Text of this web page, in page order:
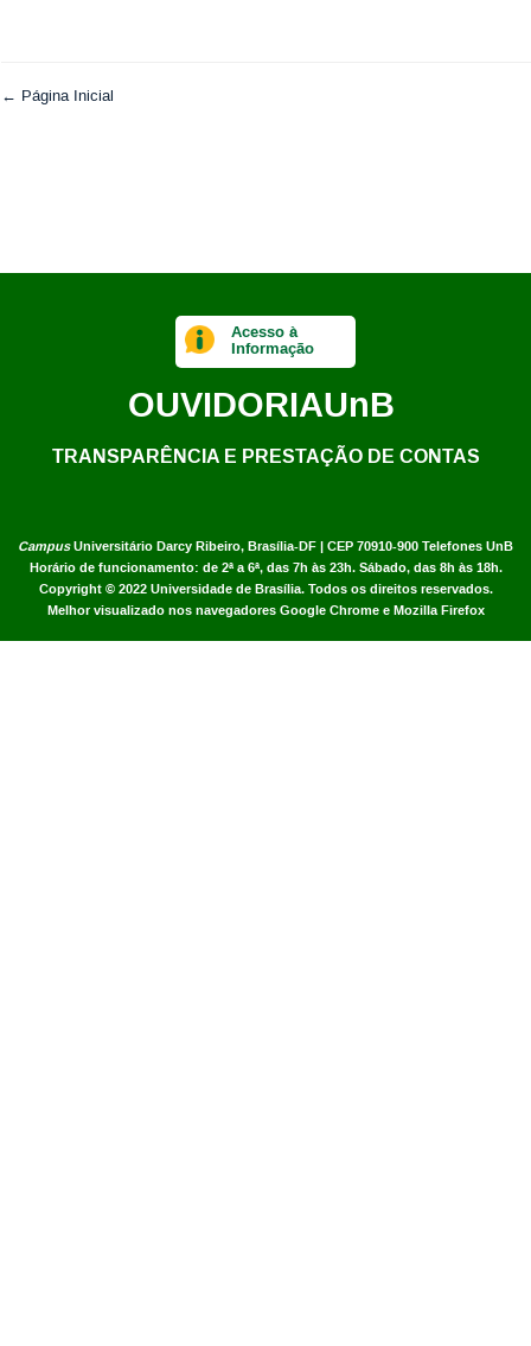
← Página Inicial
CampusUniversitário Darcy Ribeiro, Brasília-DF | CEP 70910-900 Telefones UnB
Horário de funcionamento: de 2ª a 6ª, das 7h às 23h. Sábado, das 8h às 18h.
Copyright © 2022 Universidade de Brasília. Todos os direitos reservados.
Melhor visualizado nos navegadores Google Chrome e Mozilla Firefox
Acesso à
Informação
OUVIDORIAUnB
TRANSPARÊNCIA E PRESTAÇÃO DE CONTAS